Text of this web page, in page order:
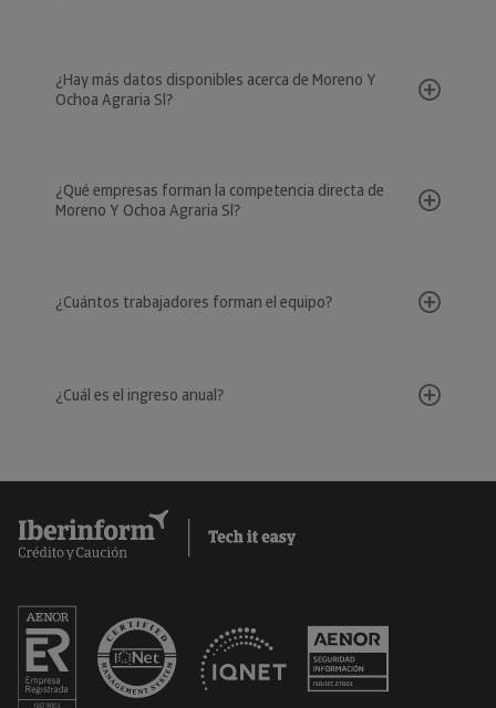
¿Hay más datos disponibles acerca de Moreno Y
Ochoa Agraria Sl?
¿Qué empresas forman la competencia directa de
Moreno Y Ochoa Agraria Sl?
¿Cuántos trabajadores forman el equipo?
¿Cuál es el ingreso anual?